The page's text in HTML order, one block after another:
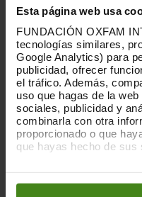
Esta página web usa
FUNDACIÓN OXFAM
tecnologías similares,
Google Analytics) para
publicidad, ofrecer
el tráfico. Además,
uso que hagas de la
sociales, publicidad y
combinarla con otra
proporcionado o que
que hayas hecho de sus
preferencias